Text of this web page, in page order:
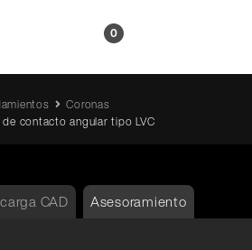
0
Coronas
contacto angular tipo LVC
CAD Asesoramiento